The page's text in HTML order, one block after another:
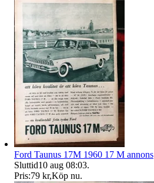
Ford Taunus 17M 1960 17 M annons
Sluttid10 aug 08:03.
Pris:79 kr,Köp nu.